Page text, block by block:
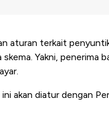
aturan terkait
Yakni, penerima
akan diatur dengan